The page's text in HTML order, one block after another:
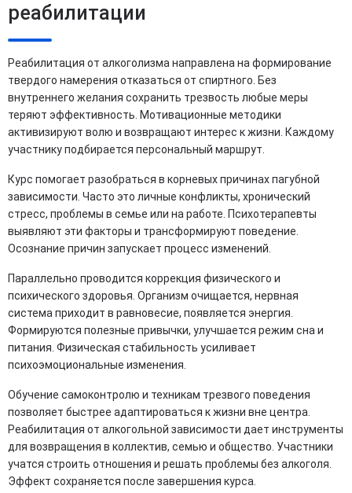
реабилитации
Реабилитация от алкоголизма направлена на формирование
твердого намерения отказаться от спиртного. Без
внутреннего желания сохранить трезвость любые меры
теряют эффективность. Мотивационные методики
активизируют волю и возвращают интерес к жизни. Каждому
участнику подбирается персональный маршрут.
Курс помогает разобраться в корневых причинах пагубной
зависимости. Часто это личные конфликты, хронический
стресс, проблемы в семье или на работе. Психотерапевты
выявляют эти факторы и трансформируют поведение.
Осознание причин запускает процесс изменений.
Параллельно проводится коррекция физического и
психического здоровья. Организм очищается, нервная
система приходит в равновесие, появляется энергия.
Формируются полезные привычки, улучшается режим сна и
питания. Физическая стабильность усиливает
психоэмоциональные изменения.
Обучение самоконтролю и техникам трезвого поведения
позволяет быстрее адаптироваться к жизни вне центра.
Реабилитация от алкогольной зависимости дает инструменты
для возвращения в коллектив, семью и общество. Участники
учатся строить отношения и решать проблемы без алкоголя.
Эффект сохраняется после завершения курса.